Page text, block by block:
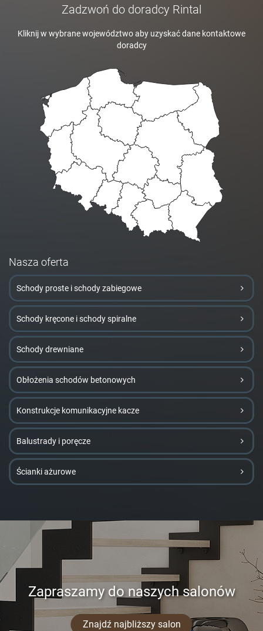
Zadzwoń do doradcy Rintal
Kliknij w wybrane województwo aby uzyskać dane kontaktowe
doradcy
Nasza oferta
Schody proste i schody zabiegowe
Schody kręcone i schody spiralne
Schody drewniane
Obłożenia schodów betonowych
Konstrukcje komunikacyjne kacze
Balustrady i poręcze
Ścianki ażurowe
Zapraszamy do naszych salonów
Znajdź najbliższy salon